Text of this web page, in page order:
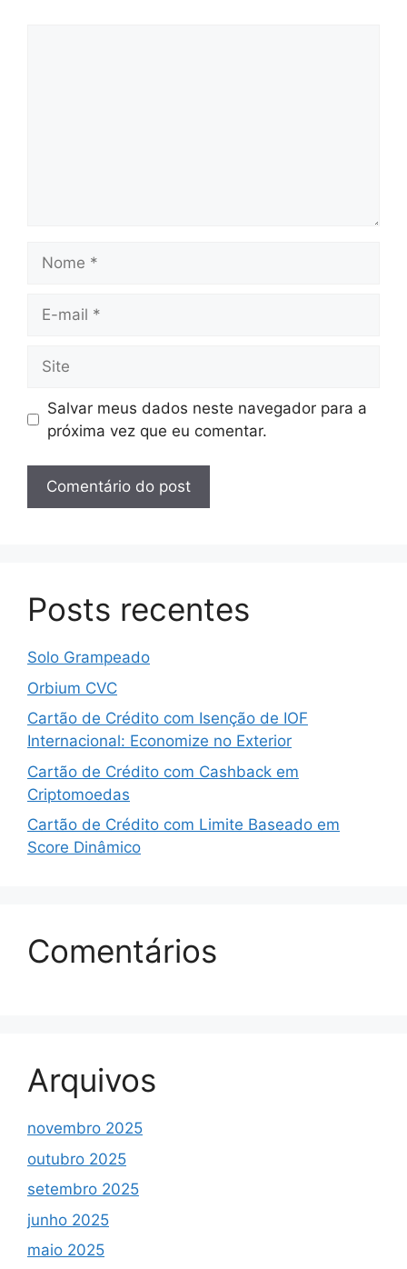
mail
Salvar meus dados neste navegador para a
próxima vez que eu comentar.
Posts recentes
Solo Grampeado
Orbium CVC
Cartão de Crédito com Isenção de IOF
Internacional: Economize no Exterior
Cartão de Crédito com Cashback em
Criptomoedas
Cartão de Crédito com Limite Baseado em
Score Dinâmico
Comentários
Arquivos
novembro 2025
outubro 2025
setembro 2025
junho 2025
maio 2025